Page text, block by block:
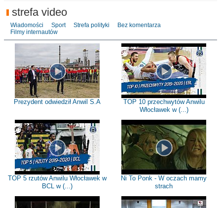
strefa video
Wiadomości Sport Strefa polityki
Bez komentarza
Filmy internautów
Prezydent odwiedził Anwil S.A
TOP 10 przechwytów Anwilu
Włocławek w (...)
TOP 5 rzutów Anwilu Włocławek w
BCL w (...)
Ni To Ponk - W oczach mamy
strach